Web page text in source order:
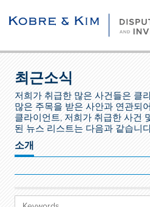
최근소식
저희가 취급한 많은 사건들은 클
많은 주목을 받은 사안과 연관되
클라이언트, 저희가 취급한 사건
된 뉴스 리스트는 다음과 같습니
소개